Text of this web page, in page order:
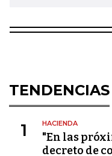
TENDENCIAS
1 HACIENDA
"En las
decreto de